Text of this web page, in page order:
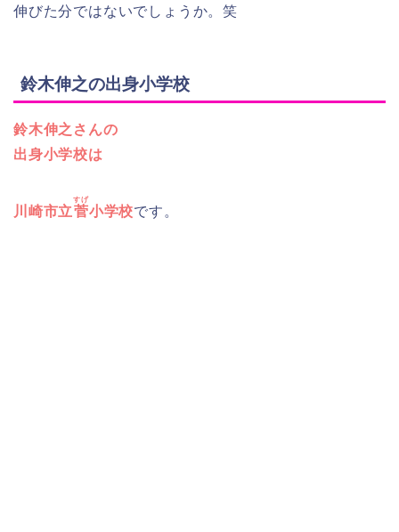
伸びた分ではないでしょうか。笑
鈴木伸之の出身小学校
鈴木伸之さんの
出身小学校は
川崎市立菅
すげ
小学校です。